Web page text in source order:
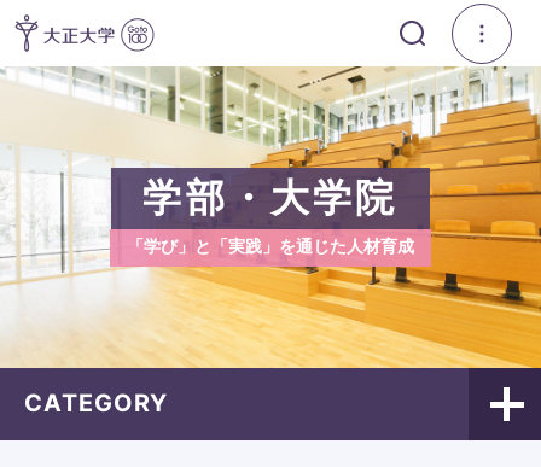
学部・大学院
「学び」と「実践」を通じた人材育成
CATEGORY